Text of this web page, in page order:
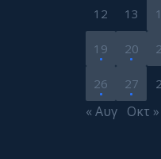
12 13
19 20
26 27
« Αυγ Οκτ »